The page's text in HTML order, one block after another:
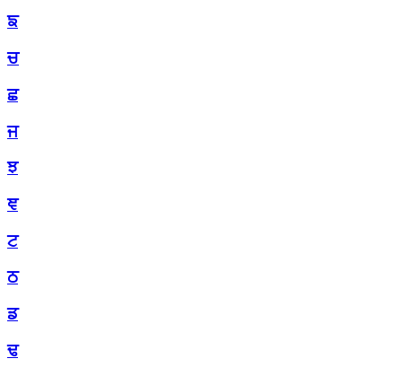
ਙ
ਚ
ਛ
ਜ
ਝ
ਞ
ਟ
ਠ
ਡ
ਢ